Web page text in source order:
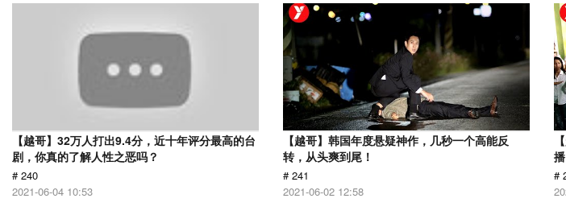
【越哥】32万人打出9.4分，近十年评分最高的台
剧，你真的了解人性之恶吗？
# 240
2021-06-04 10:53
【越哥】韩国年度悬疑神作，几秒一个高能反
转，从头爽到尾！
# 241
2021-06-02 12:58
#